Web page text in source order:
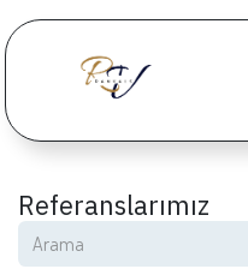
İçereği Atla
Referanslarımız